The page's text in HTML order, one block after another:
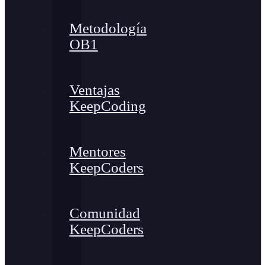
Metodología
OB1
Ventajas
KeepCoding
Mentores
KeepCoders
Comunidad
KeepCoders